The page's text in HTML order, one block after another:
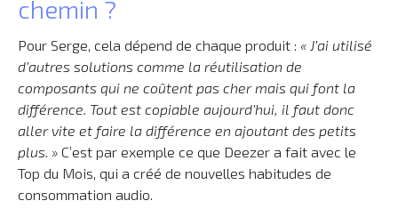
chemin ?
Pour Serge, cela dépend de chaque produit : « J’ai utilisé
d’autres solutions comme la réutilisation de
composants qui ne coûtent pas cher mais qui font la
différence. Tout est copiable aujourd’hui, il faut donc
aller vite et faire la différence en ajoutant des petits
plus. » C’est par exemple ce que Deezer a fait avec le
Top du Mois, qui a créé de nouvelles habitudes de
consommation audio.